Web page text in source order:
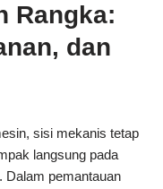
Rangka:
dan
sisi mekanis tetap
langsung pada
Dalam pemantauan